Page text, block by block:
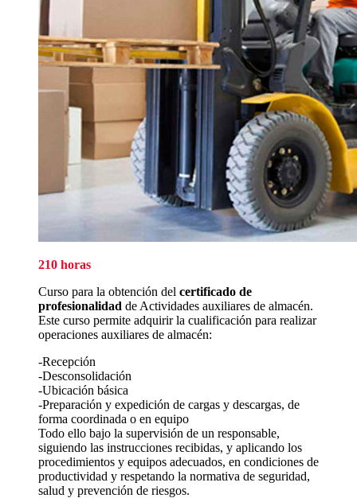
210 horas
Curso para la obtención del certificado de
profesionalidad de Actividades auxiliares de almacén.
Este curso permite adquirir la cualificación para realizar
operaciones auxiliares de almacén:
-Recepción
-Desconsolidación
-Ubicación básica
-Preparación y expedición de cargas y descargas, de
forma coordinada o en equipo
Todo ello bajo la supervisión de un responsable,
siguiendo las instrucciones recibidas, y aplicando los
procedimientos y equipos adecuados, en condiciones de
productividad y respetando la normativa de seguridad,
salud y prevención de riesgos.